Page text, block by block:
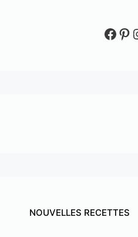
NOUVELLES RECETTES